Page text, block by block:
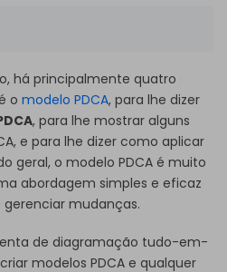
há principalmente quatro
o modelo PDCA, para lhe dizer
, para lhe mostrar alguns
e para lhe dizer como aplicar
geral, o modelo PDCA é muito
abordagem simples e eficaz
mudanças.
de diagramação tudo-em-
modelos PDCA e qualquer